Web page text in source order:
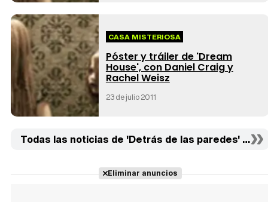
CASA MISTERIOSA
Póster y tráiler de 'Dream
House', con Daniel Craig y
Rachel Weisz
23 de julio 2011
Todas las noticias de 'Detrás de las paredes' (2)
Eliminar anuncios